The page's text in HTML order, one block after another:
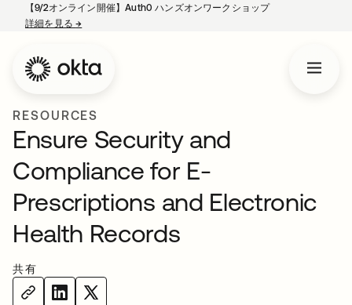
【9/2オンライン開催】Auth0 ハンズオンワークショップ
詳細を見る→
RESOURCES
Ensure Security and
Compliance for E-
Prescriptions and Electronic
Health Records
共有